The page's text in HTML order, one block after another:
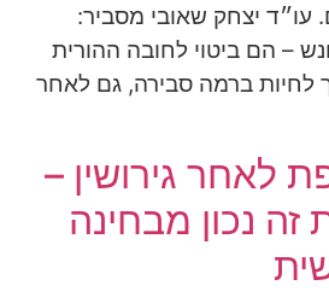
עו״ד יצחק שאובי מסביר:
– הם ביטוי לחובה ההורית
לחיות ברמה סבירה, גם לאחר
לאחר גירושין –
זה נכון מבחינה